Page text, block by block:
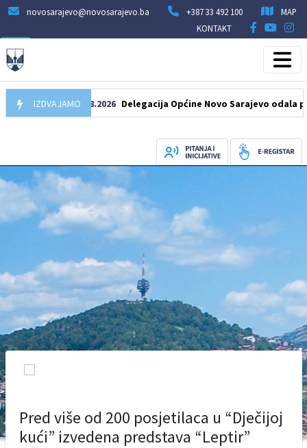
novosarajevo@novosarajevo.ba +387 33 492 100
MAP
KONTAKT
IZDVAJAMO
07.08.2026 Delegacija Općine Novo Sarajevo odala počast
Pred više od 200 posjetilaca u “Dječijoj
kući” izvedena predstava “Leptir”